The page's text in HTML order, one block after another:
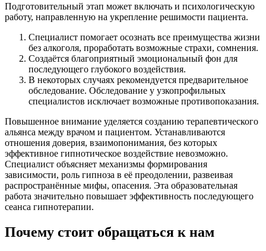
Подготовительный этап может включать и психологическую
работу, направленную на укрепление решимости пациента.
Специалист помогает осознать все преимущества жизни
без алкоголя, проработать возможные страхи, сомнения.
Создаётся благоприятный эмоциональный фон для
последующего глубокого воздействия.
В некоторых случаях рекомендуется предварительное
обследование. Обследование у узкопрофильных
специалистов исключает возможные противопоказания.
Повышенное внимание уделяется созданию терапевтического
альянса между врачом и пациентом. Устанавливаются
отношения доверия, взаимопонимания, без которых
эффективное гипнотическое воздействие невозможно.
Специалист объясняет механизмы формирования
зависимости, роль гипноза в её преодолении, развеивая
распространённые мифы, опасения. Эта образовательная
работа значительно повышает эффективность последующего
сеанса гипнотерапии.
Почему стоит обращаться к нам